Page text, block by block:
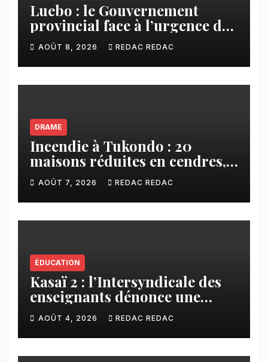
Luebo : le Gouvernement
provincial face à l’urgence des
érosions qui menacent la cité
AOÛT 8, 2026 REDAC REDAC
DRAME
Incendie à Tukondo : 20
maisons réduites en cendres,
plusieurs familles sans abri
AOÛT 7, 2026 REDAC REDAC
ÉDUCATION
Kasaï 2 : l’Intersyndicale des
enseignants dénonce une
contribution financière
imposée aux écoles de la
CNCA
AOÛT 4, 2026 REDAC REDAC